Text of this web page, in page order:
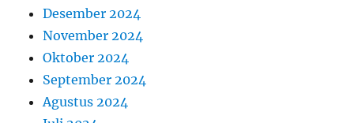
Desember 2024
November 2024
Oktober 2024
September 2024
Agustus 2024